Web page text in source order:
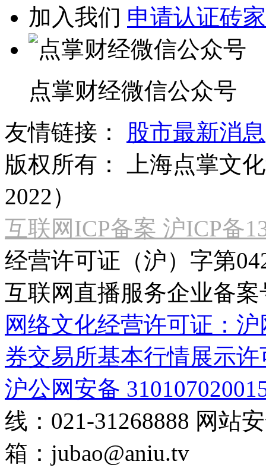
加入我们 申请认证砖家
点掌财经微信公众号
友情链接：
股市最新消息
版权所有：
上海点掌文
2022）
互联网ICP备案 沪ICP备
经营许可证（沪）字第
互联网直播服务企业备案
网络文化经营许可证：
券交易所基本行情展示许
沪公网安备
线：021-31268888 网站
箱： jubao@aniu.tv